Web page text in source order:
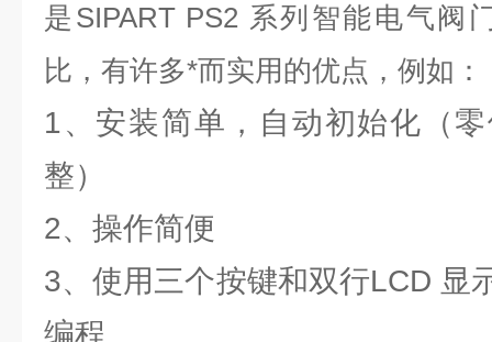
是SIPART PS2 系列智能电气阀
比，有许多*而实用的优点，例如：
1、安装简单，自动初始化（
整）
2、操作简便
3、使用三个按键和双行LCD 显
编程